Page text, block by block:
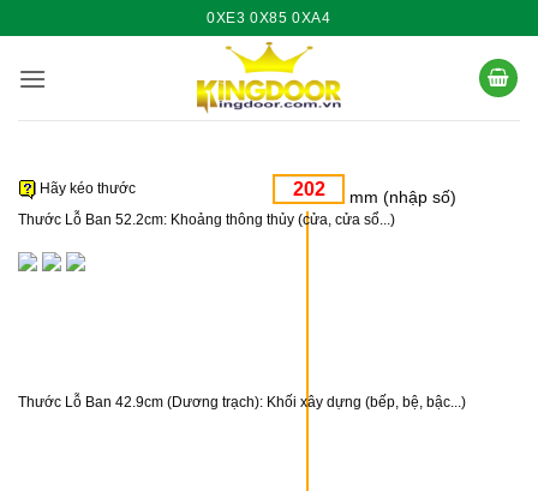
nội
0XE3 0X85 0XA4
mm (nhập số)
Hãy kéo thước
Thước Lỗ Ban 52.2cm: Khoảng thông thủy (cửa, cửa sổ...)
Thước Lỗ Ban 42.9cm (Dương trạch): Khối xây dựng (bếp, bệ, bậc...)